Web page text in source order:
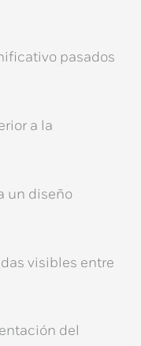
pasados
a la
un diseño
visibles entre
del